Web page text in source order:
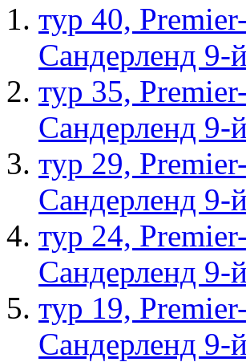
тур 40,
Сандерленд 9-й
тур 35,
Сандерленд 9-й
тур 29,
Сандерленд 9-й
тур 24,
Сандерленд 9-й
тур 19,
Сандерленд 9-й